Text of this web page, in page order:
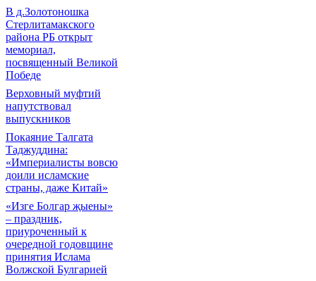
В д.Золотоношка
Стерлитамакского
района РБ открыт
мемориал,
посвященный Великой
Победе
Верховный муфтий
напутствовал
выпускников
Покаяние Талгата
Таджуддина:
«Империалисты вовсю
доили исламские
страны, даже Китай»
«Изге Болгар җыены»
– праздник,
приуроченный к
очередной годовщине
принятия Ислама
Волжской Булгарией